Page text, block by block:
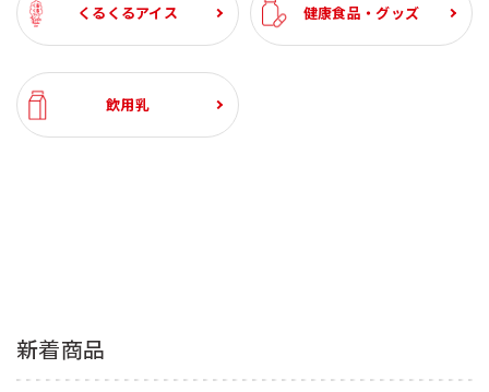
くるくるアイス 健康食品・グッズ
飲用乳
新着商品